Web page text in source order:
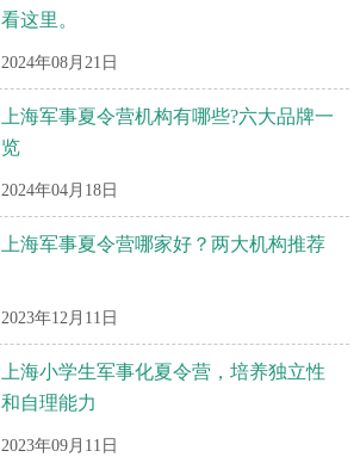
看这里。
2024年08月21日
上海军事夏令营机构有哪些?六大品牌一
览
2024年04月18日
上海军事夏令营哪家好？两大机构推荐
2023年12月11日
上海小学生军事化夏令营，培养独立性
和自理能力
2023年09月11日